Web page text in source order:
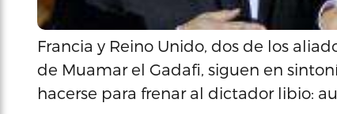
Francia y Reino Unido, dos de los
de Muamar el Gadafi, siguen en
hacerse para frenar al dictador libio: